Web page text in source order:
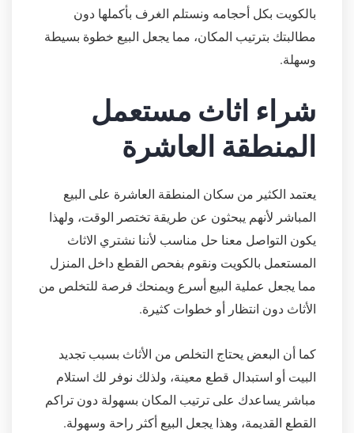
بالكويت بكل أحجامه ونستلم الغرف بأكملها دون
مطالبتك بترتيب المكان، مما يجعل البيع خطوة بسيطة
وسهلة.
شراء اثاث مستعمل
المنطقة العاشرة
يعتمد الكثير من سكان المنطقة العاشرة على البيع
المباشر لأنهم يبحثون عن طريقة تختصر الوقت، ولهذا
يكون التواصل معنا حل مناسب لأننا نشتري الاثاث
المستعمل بالكويت ونقوم بفحص القطع داخل المنزل
مما يجعل عملية البيع أسرع ويمنحك فرصة للتخلص من
الأثاث دون انتظار أو خطوات كثيرة.
كما أن البعض يحتاج التخلص من الأثاث بسبب تجديد
البيت أو استبدال قطع معينة، ولذلك نوفر لك استلام
مباشر يساعدك على ترتيب المكان بسهولة دون تراكم
القطع القديمة، وهذا يجعل البيع أكثر راحة وسهولة.